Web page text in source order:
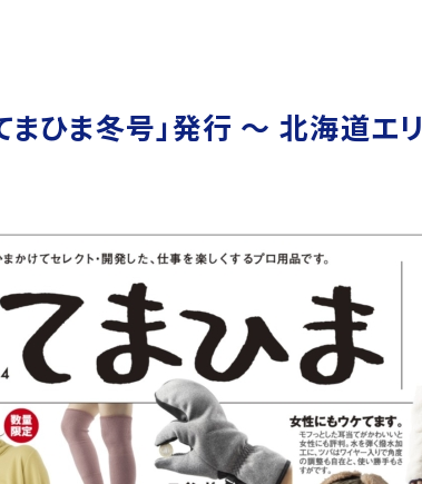
ひま冬号」発行 ～ 北海道エ